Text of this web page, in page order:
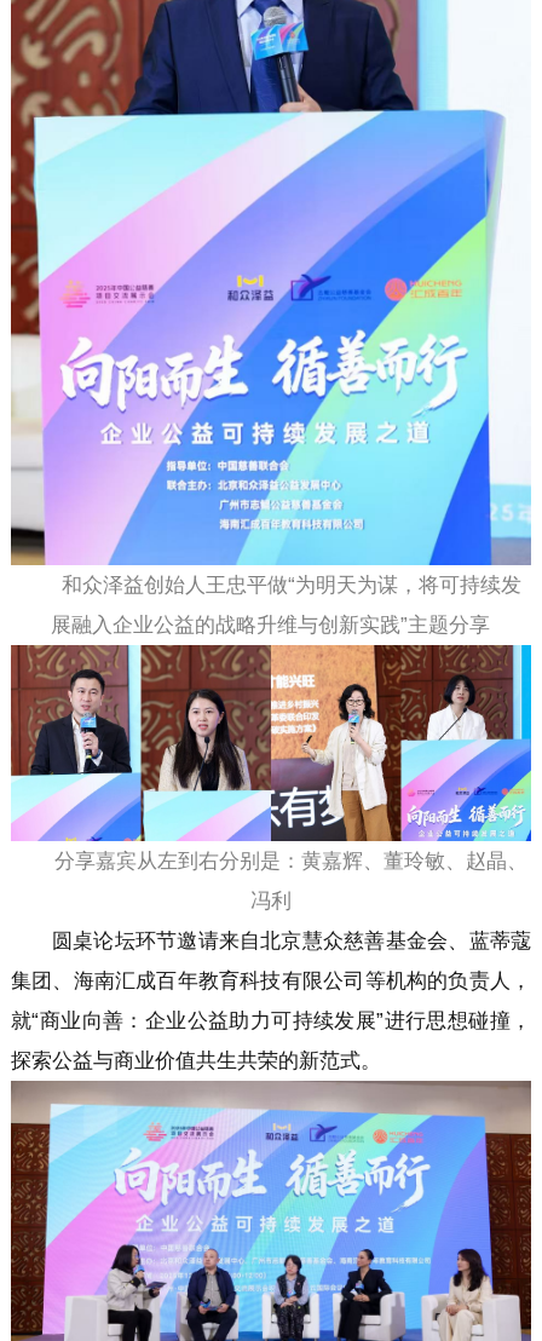
和众泽益创始人王忠平做“为明天为谋，将可持续发
展融入企业公益的战略升维与创新实践”主题分享
分享嘉宾从左到右分别是：黄嘉辉、董玲敏、赵晶、
冯利
圆桌论坛环节邀请来自北京慧众慈善基金会、蓝蒂蔻
集团、海南汇成百年教育科技有限公司等机构的负责人，
就“商业向善：企业公益助力可持续发展”进行思想碰撞，
探索公益与商业价值共生共荣的新范式。